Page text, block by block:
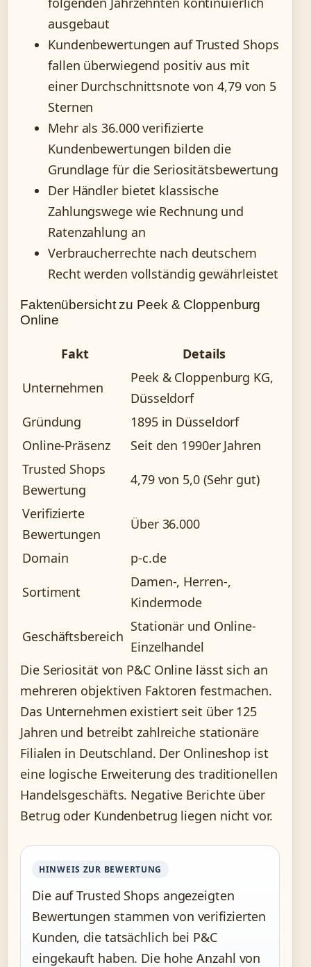
ausgebaut
Kundenbewertungen auf Trusted Shops
fallen überwiegend positiv aus mit
einer Durchschnittsnote von 4,79 von 5
Sternen
Mehr als 36.000 verifizierte
Kundenbewertungen bilden die
Grundlage für die Seriositätsbewertung
Der Händler bietet klassische
Zahlungswege wie Rechnung und
Ratenzahlung an
Verbraucherrechte nach deutschem
Recht werden vollständig gewährleistet
Faktenübersicht zu Peek & Cloppenburg
Online
Fakt Details
Unternehmen
Peek & Cloppenburg KG,
Düsseldorf
Gründung
1895 in Düsseldorf
Online-Präsenz
Seit den 1990er Jahren
Trusted Shops
Bewertung
4,79 von 5,0 (Sehr gut)
Verifizierte
Bewertungen
Über 36.000
Domain p-c.de
Sortiment
Damen-, Herren-,
Kindermode
Geschäftsbereich
Stationär und Online-
Einzelhandel
Die Seriosität von P&C Online lässt sich an
mehreren objektiven Faktoren festmachen.
Das Unternehmen existiert seit über 125
Jahren und betreibt zahlreiche stationäre
Filialen in Deutschland. Der Onlineshop ist
eine logische Erweiterung des traditionellen
Handelsgeschäfts. Negative Berichte über
Betrug oder Kundenbetrug liegen nicht vor.
HINWEIS ZUR BEWERTUNG
Die auf Trusted Shops angezeigten
Bewertungen stammen von verifizierten
Kunden, die tatsächlich bei P&C
eingekauft haben. Die hohe Anzahl von